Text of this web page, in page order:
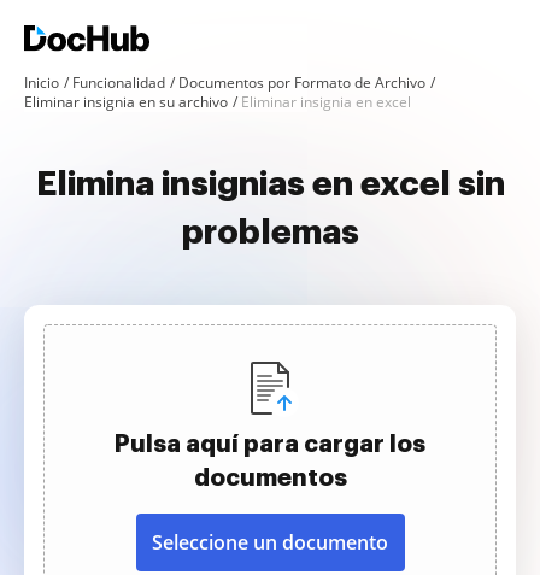
Inicio Funcionalidad
Documentos por Formato de Archivo
Eliminar insignia en su archivo
Eliminar insignia en excel
Elimina insignias en excel sin
problemas
Pulsa aquí para cargar los
documentos
Seleccione un documento